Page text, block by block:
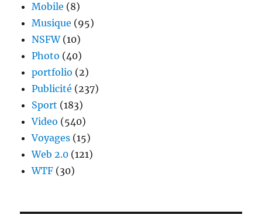
Mobile (8)
Musique (95)
NSFW(10)
Photo (40)
portfolio (2)
Publicité (237)
Sport (183)
Video (540)
Voyages (15)
Web 2.0 (121)
WTF (30)